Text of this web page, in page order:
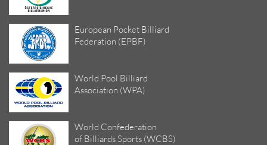
European Pocket Billiard
Federation (EPBF)
World Pool Billiard
Association (WPA)
World Confederation
of Billiards Sports (WCBS)